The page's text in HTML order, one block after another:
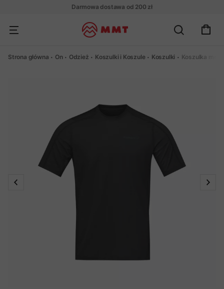
Darmowa dostawa od 200 zł
Strona główna On Odzież Koszulki i Koszule Koszulki Koszulka